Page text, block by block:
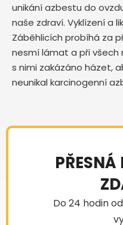
unikání azbestu do
naše zdraví. Vyklízení a
Záběhlicích probíhá za
nesmí lámat a při všech
s nimi zakázáno házet,
neunikal karcinogenní
Do 24 hodin